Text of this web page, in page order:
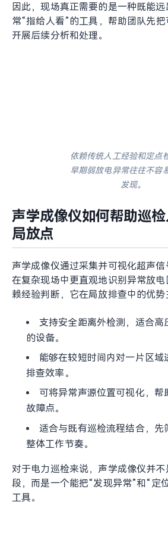
因此，现场真正需要的是一种既能
常“指给人看”的工具，帮助团队先
开展后续分析和处理。
依赖传统人工经验和定点检查时，早期弱
声学成像仪如何帮助巡
局放点
声学成像仪通过采集并可视化超声
在复杂现场中更直观地识别异常放电
赖经验判断，它在局放排查中的优
支持安全距离外检测，适合高
的设备。
排查效率。
可将异常声源位置可视化，帮
故障点。
适合与既有巡检流程结合，
整体工作节奏。